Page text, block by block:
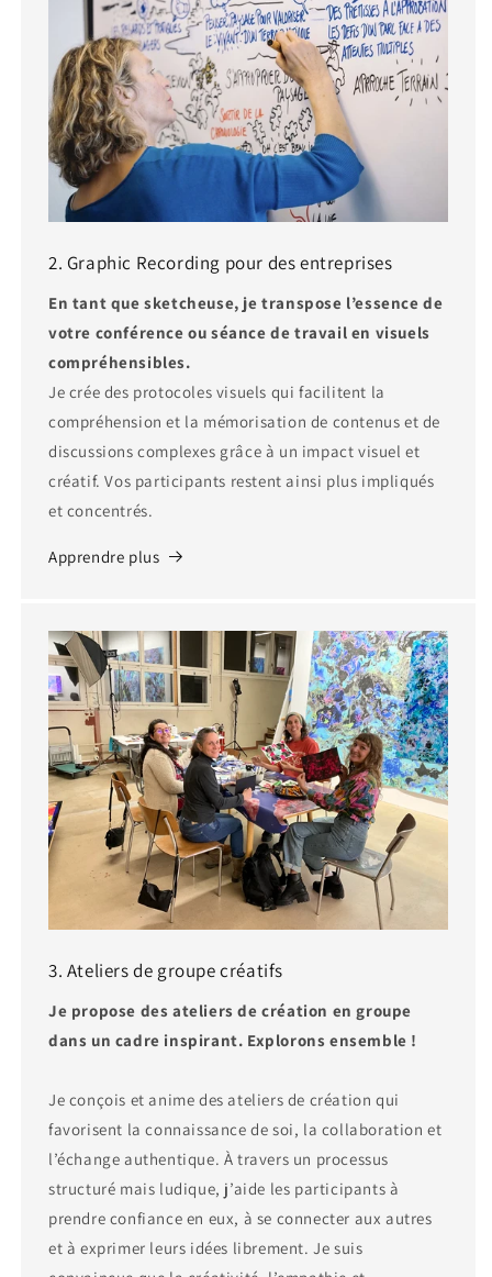
2. Graphic Recording pour des entreprises
En tant que sketcheuse, je transpose l’essence de
votre conférence ou séance de travail en visuels
compréhensibles.
Je crée des protocoles visuels qui facilitent la
compréhension et la mémorisation de contenus et de
discussions complexes grâce à un impact visuel et
créatif. Vos participants restent ainsi plus impliqués
et concentrés.
Apprendre plus
3. Ateliers de groupe créatifs
Je propose des ateliers de création en groupe
dans un cadre inspirant. Explorons ensemble !
Je conçois et anime des ateliers de création qui
favorisent la connaissance de soi, la collaboration et
l’échange authentique. À travers un processus
structuré mais ludique, j’aide les participants à
prendre confiance en eux, à se connecter aux autres
et à exprimer leurs idées librement. Je suis